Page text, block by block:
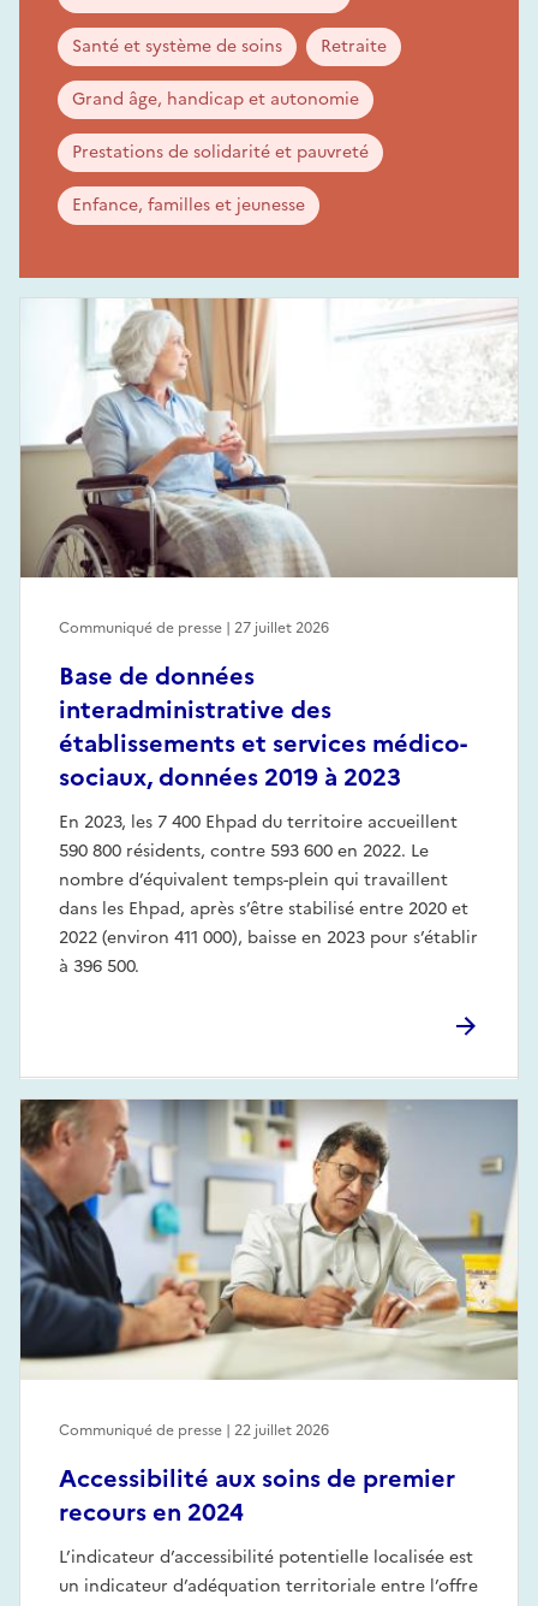
Santé et système de soins Retraite
Grand âge, handicap et autonomie
Prestations de solidarité et pauvreté
Enfance, familles et jeunesse
Base de données
interadministrative des
établissements et services médico-
sociaux, données 2019 à 2023
En 2023, les 7 400 Ehpad du territoire accueillent
590 800 résidents, contre 593 600 en 2022. Le
nombre d’équivalent temps-plein qui travaillent
dans les Ehpad, après s’être stabilisé entre 2020 et
2022 (environ 411 000), baisse en 2023 pour s’établir
à 396 500.
Communiqué de presse | 27 juillet 2026
Accessibilité aux soins de premier
recours en 2024
L’indicateur d’accessibilité potentielle localisée est
un indicateur d’adéquation territoriale entre l’offre
Communiqué de presse | 22 juillet 2026